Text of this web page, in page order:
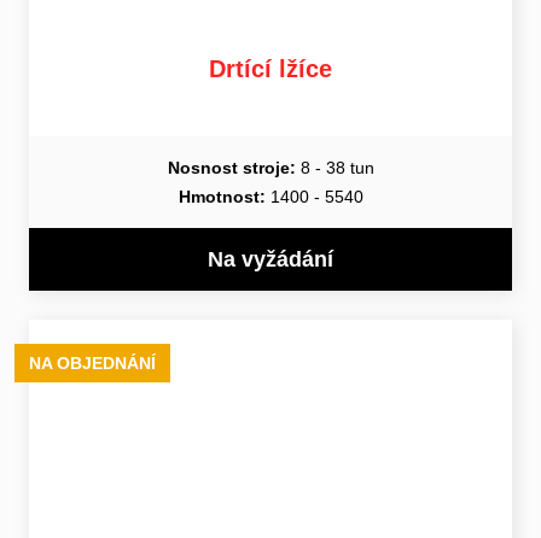
Drtící lžíce
Nosnost stroje: 8 - 38 tun
Hmotnost: 1400 - 5540
Na vyžádání
NA OBJEDNÁNÍ